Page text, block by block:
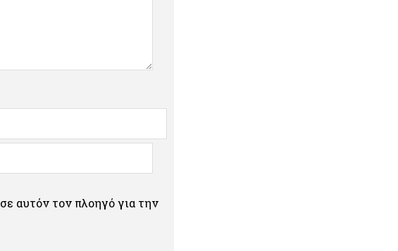
αυτόν τον πλοηγό για την